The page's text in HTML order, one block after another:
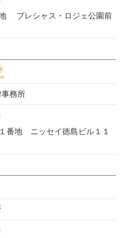
プレシャス・ロジェ公園前
務所
番地 ニッセイ徳島ビル１１